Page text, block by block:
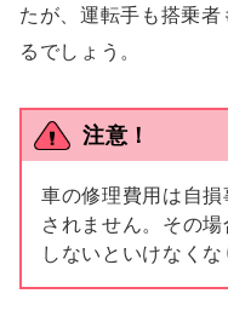
たが、運転手も搭乗
るでしょう。
注意！
車の修理費用は自
されません。その
しないといけなくな